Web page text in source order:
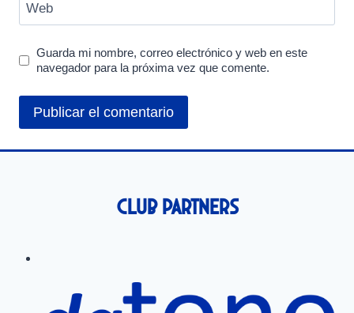
Web
Guarda mi nombre, correo electrónico y web en este
navegador para la próxima vez que comente.
Club Partners